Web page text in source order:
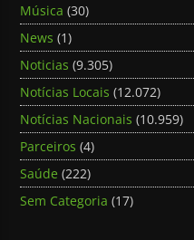
Música (30)
News (1)
Noticias (9.305)
Notícias Locais (12.072)
Notícias Nacionais (10.959)
Parceiros (4)
Saúde (222)
Sem Categoria (17)